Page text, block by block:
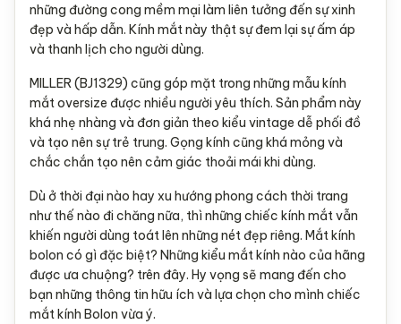
những đường cong mềm mại làm liên tưởng đến sự xinh
đẹp và hấp dẫn. Kính mắt này thật sự đem lại sự ấm áp
và thanh lịch cho người dùng.
MILLER (BJ1329) cũng góp mặt trong những mẫu kính
mắt oversize được nhiều người yêu thích. Sản phẩm này
khá nhẹ nhàng và đơn giản theo kiểu vintage dễ phối đồ
và tạo nên sự trẻ trung. Gọng kính cũng khá mỏng và
chắc chắn tạo nên cảm giác thoải mái khi dùng.
Dù ở thời đại nào hay xu hướng phong cách thời trang
như thế nào đi chăng nữa, thì những chiếc kính mắt vẫn
khiến người dùng toát lên những nét đẹp riêng. Mắt kính
bolon có gì đặc biệt? Những kiểu mắt kính nào của hãng
được ưa chuộng? trên đây. Hy vọng sẽ mang đến cho
bạn những thông tin hữu ích và lựa chọn cho mình chiếc
mắt kính Bolon vừa ý.